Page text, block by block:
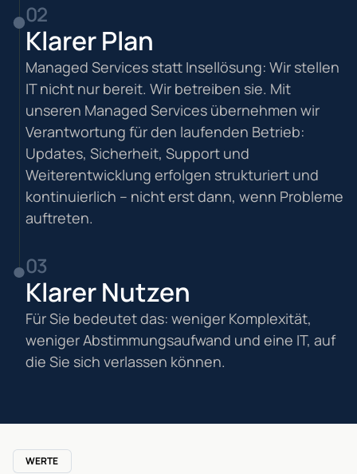
02
Klarer Plan
Managed Services statt Insellösung: Wir stellen
IT nicht nur bereit. Wir betreiben sie. Mit
unseren Managed Services übernehmen wir
Verantwortung für den laufenden Betrieb:
Updates, Sicherheit, Support und
Weiterentwicklung erfolgen strukturiert und
kontinuierlich – nicht erst dann, wenn Probleme
auftreten.
03
Klarer Nutzen
Für Sie bedeutet das: weniger Komplexität,
weniger Abstimmungsaufwand und eine IT, auf
die Sie sich verlassen können.
WERTE